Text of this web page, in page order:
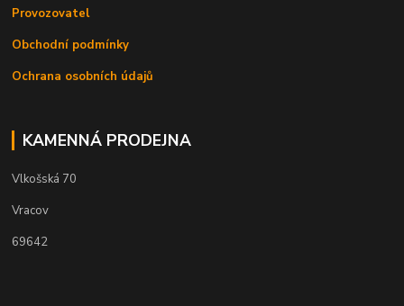
Provozovatel
Obchodní podmínky
Ochrana osobních údajů
KAMENNÁ PRODEJNA
Vlkošská 70
Vracov
69642